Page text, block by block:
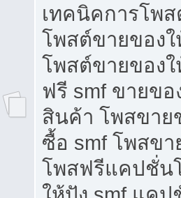
เทคนิคการโพ
โพสต์ขายของ
โพสต์ขายของ
ฟรี smf ขายข
สินค้า โพสขาย
ซื้อ smf โพสข
โพสฟรีแคปชั่น